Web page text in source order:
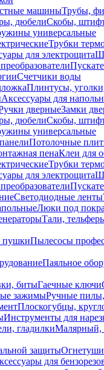
машиныТрубы,
дюбелиСкобы,
универсальные
Трубки
для электрощита
Счетчики воды
Плинтусы,
Аксессуары для
дверныеЗамки
дюбелиСкобы,
универсальные
Потолочные
пенаКлеи для
Трубки
для электрощита
Светодиодные ленты
Люки под
Тали,
пушкиПылесосы
Паяльное
битыГаечные ключи
зажимыРучные
Плоскогубцы,
Инструменты для
гладилкиМалярный,
защиты
для